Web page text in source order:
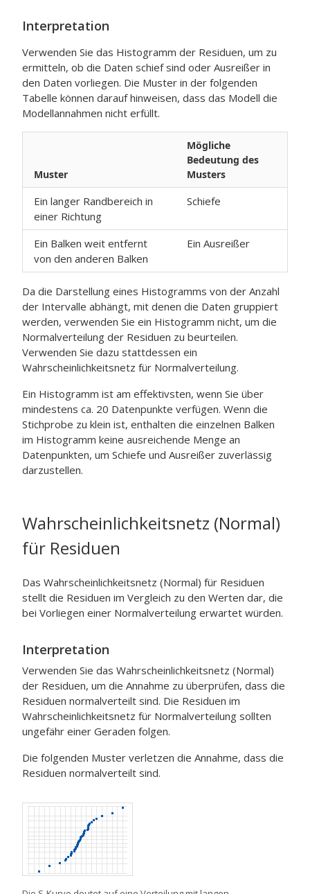
Interpretation
Verwenden Sie das Histogramm der Residuen, um zu
ermitteln, ob die Daten schief sind oder Ausreißer in
den Daten vorliegen. Die Muster in der folgenden
Tabelle können darauf hinweisen, dass das Modell die
Modellannahmen nicht erfüllt.
Muster
Mögliche
Bedeutung des
Musters
Ein langer Randbereich in
einer Richtung
Schiefe
Ein Balken weit entfernt
von den anderen Balken
Ein Ausreißer
Da die Darstellung eines Histogramms von der Anzahl
der Intervalle abhängt, mit denen die Daten gruppiert
werden, verwenden Sie ein Histogramm nicht, um die
Normalverteilung der Residuen zu beurteilen.
Verwenden Sie dazu stattdessen ein
Wahrscheinlichkeitsnetz für Normalverteilung.
Ein Histogramm ist am effektivsten, wenn Sie über
mindestens ca. 20 Datenpunkte verfügen. Wenn die
Stichprobe zu klein ist, enthalten die einzelnen Balken
im Histogramm keine ausreichende Menge an
Datenpunkten, um Schiefe und Ausreißer zuverlässig
darzustellen.
Wahrscheinlichkeitsnetz (Normal)
für Residuen
Das Wahrscheinlichkeitsnetz (Normal) für Residuen
stellt die Residuen im Vergleich zu den Werten dar, die
bei Vorliegen einer Normalverteilung erwartet würden.
Interpretation
Verwenden Sie das Wahrscheinlichkeitsnetz (Normal)
der Residuen, um die Annahme zu überprüfen, dass die
Residuen normalverteilt sind. Die Residuen im
Wahrscheinlichkeitsnetz für Normalverteilung sollten
ungefähr einer Geraden folgen.
Die folgenden Muster verletzen die Annahme, dass die
Residuen normalverteilt sind.